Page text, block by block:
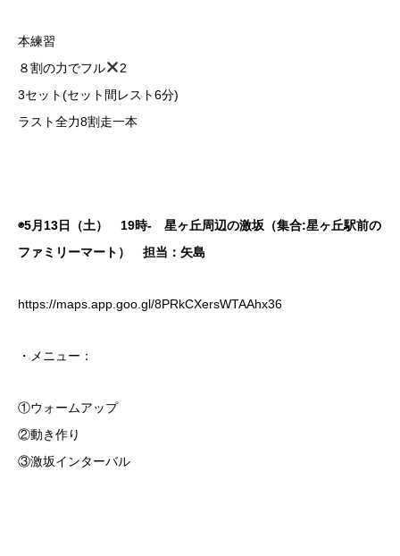
本練習
８割の力でフル
2
3セット(セット間レスト6分)
ラスト全力8割走一本
◉5月13日（土） 19時- 星ヶ丘周辺の激坂（集合:星ヶ丘駅前の
ファミリーマート） 担当：矢島
https://maps.app.goo.gl/8PRkCXersWTAAhx36
・メニュー：
①ウォームアップ
②動き作り
③激坂インターバル